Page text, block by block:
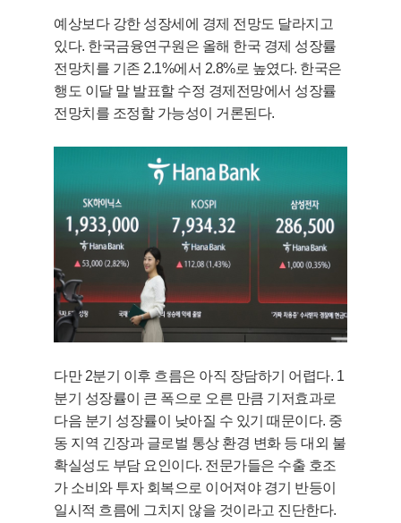
예상보다 강한 성장세에 경제 전망도 달라지고
있다. 한국금융연구원은 올해 한국 경제 성장률
전망치를 기존 2.1%에서 2.8%로 높였다. 한국은
행도 이달 말 발표할 수정 경제전망에서 성장률
전망치를 조정할 가능성이 거론된다.
다만 2분기 이후 흐름은 아직 장담하기 어렵다. 1
분기 성장률이 큰 폭으로 오른 만큼 기저효과로
다음 분기 성장률이 낮아질 수 있기 때문이다. 중
동 지역 긴장과 글로벌 통상 환경 변화 등 대외 불
확실성도 부담 요인이다. 전문가들은 수출 호조
가 소비와 투자 회복으로 이어져야 경기 반등이
일시적 흐름에 그치지 않을 것이라고 진단한다.